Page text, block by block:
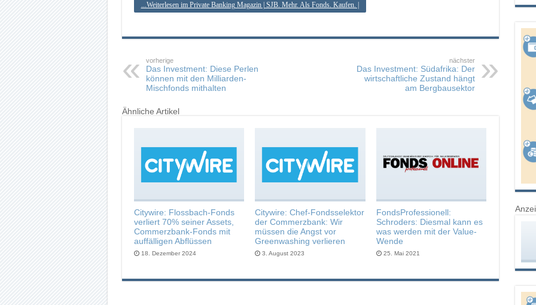
...Weiterlesen im Private Banking Magazin | SJB. Mehr. Als Fonds. Kaufen. |
vorherige
Das Investment: Diese Perlen
können mit den Milliarden-
Mischfonds mithalten
nächster
Das Investment: Südafrika: Der
wirtschaftliche Zustand hängt
am Bergbausektor
Ähnliche Artikel
Citywire: Flossbach-Fonds
verliert 70% seiner Assets,
Commerzbank-Fonds mit
auffälligen Abflüssen
18. Dezember 2024
Citywire: Chef-Fondsselektor
der Commerzbank: Wir
müssen die Angst vor
Greenwashing verlieren
3. August 2023
FondsProfessionell:
Schroders: Diesmal kann es
was werden mit der Value-
Wende
25. Mai 2021